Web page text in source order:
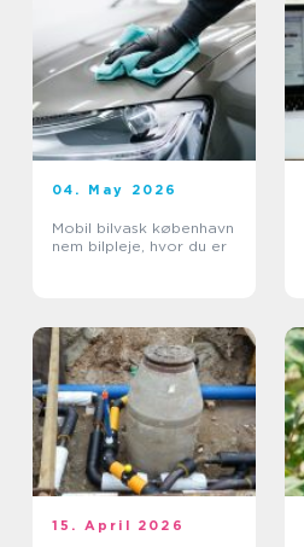
04. May 2026
Mobil bilvask københavn
nem bilpleje, hvor du er
15. April 2026